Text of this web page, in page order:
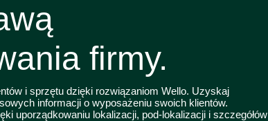
firmy.
i sprzętu dzięki rozwiązaniom Wello. Uzyskaj
informacji o wyposażeniu swoich klientów.
uporządkowaniu lokalizacji, pod-lokalizacji i szczegółów